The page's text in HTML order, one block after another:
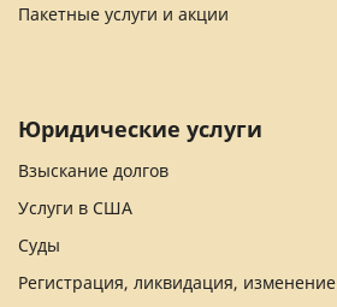
Пакетные услуги и акции
Юридические услуги
Взыскание долгов
Услуги в США
Суды
Регистрация, ликвидация, изменение